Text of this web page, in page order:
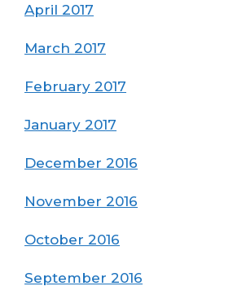
April 2017
March 2017
February 2017
January 2017
December 2016
November 2016
October 2016
September 2016